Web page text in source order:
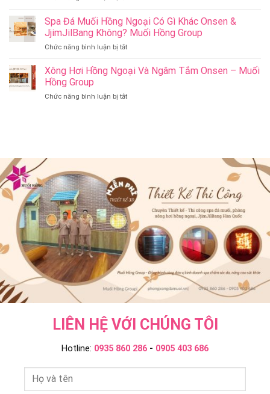
&
Jjim
Bang
Muối
Bang
Đà
Muối
Group
Nên
Thay
Đổi
Spa
Liệu
Onsen
Muối
Group
Spa Đá Muối Hồng Ngoại Có Gì Khác Onsen &
JjimJilBang Không? Muối Hồng Group
Chức năng bình luận bị tắtở
Đá
Muối
Ngoại
JjimJilBang
Muối
Hồng
Group
Xông Hơi Hồng Ngoại Và Ngâm Tắm Onsen – Muối
Hồng Group
Chức năng bình luận bị tắtở
Ngâm
Onsen
–
Muối
Hồng
Group
LIÊN HỆ VỚI CHÚNG TÔI
Hotline: 0935 860 286 - 0905 403 686